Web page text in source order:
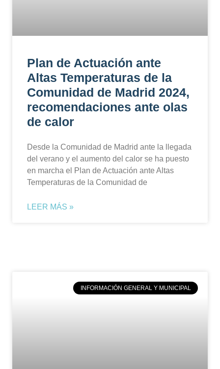
Plan de Actuación ante
Altas Temperaturas de la
Comunidad de Madrid 2024,
recomendaciones ante olas
de calor
Desde la Comunidad de Madrid ante la llegada
del verano y el aumento del calor se ha puesto
en marcha el Plan de Actuación ante Altas
Temperaturas de la Comunidad de
LEER MÁS »
INFORMACIÓN GENERAL Y MUNICIPAL